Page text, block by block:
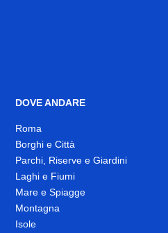
DOVE ANDARE
Roma
Borghi e Città
Parchi, Riserve e Giardini
Laghi e Fiumi
Mare e Spiagge
Montagna
Isole